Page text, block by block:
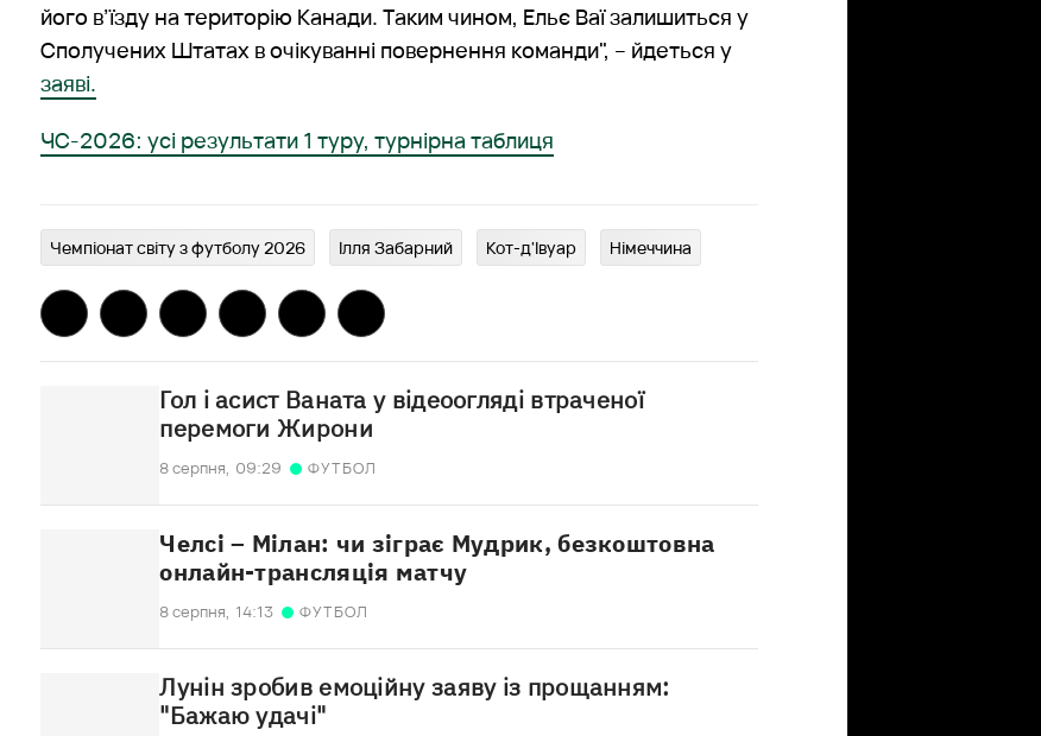
його в’їзду на територію Канади. Таким чином, Ельє Ваї залишиться у
Сполучених Штатах в очікуванні повернення команди", – йдеться у
заяві.
ЧС-2026: усі результати 1 туру, турнірна таблиця
Чемпіонат світу з футболу 2026 Ілля Забарний Кот-д'Івуар Німеччина
Гол і асист Ваната у відеоогляді втраченої
перемоги Жирони
8 серпня, 09:29 ФУТБОЛ
Челсі – Мілан: чи зіграє Мудрик, безкоштовна
онлайн-трансляція матчу
8 серпня, 14:13 ФУТБОЛ
Лунін зробив емоційну заяву із прощанням:
"Бажаю удачі"